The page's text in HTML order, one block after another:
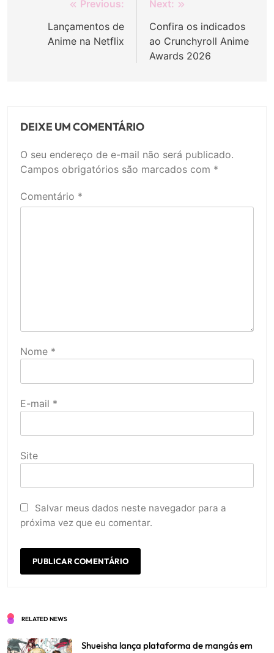
Navegação
Post
Previous:
Lançamentos de
Anime na Netflix
Next:
Confira os indicados
ao Crunchyroll Anime
Awards 2026
DEIXE UM COMENTÁRIO
O seu endereço de e-mail não será publicado.
Campos obrigatórios são marcados com *
Comentário *
Nome *
E-mail *
Site
Salvar meus dados neste navegador para a
próxima vez que eu comentar.
RELATED NEWS
Shueisha lança plataforma de mangás em